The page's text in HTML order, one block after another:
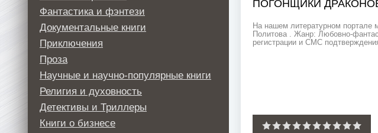
ПОГОНЩИКИ
На нашем литературном портале
Политова . Жанр: Любовно-
регистрации и СМС
Фантастика и фэнтези
Документальные книги
Приключения
Проза
Научные и научно-популярные книги
Религия и духовность
Детективы и Триллеры
Книги о бизнесе